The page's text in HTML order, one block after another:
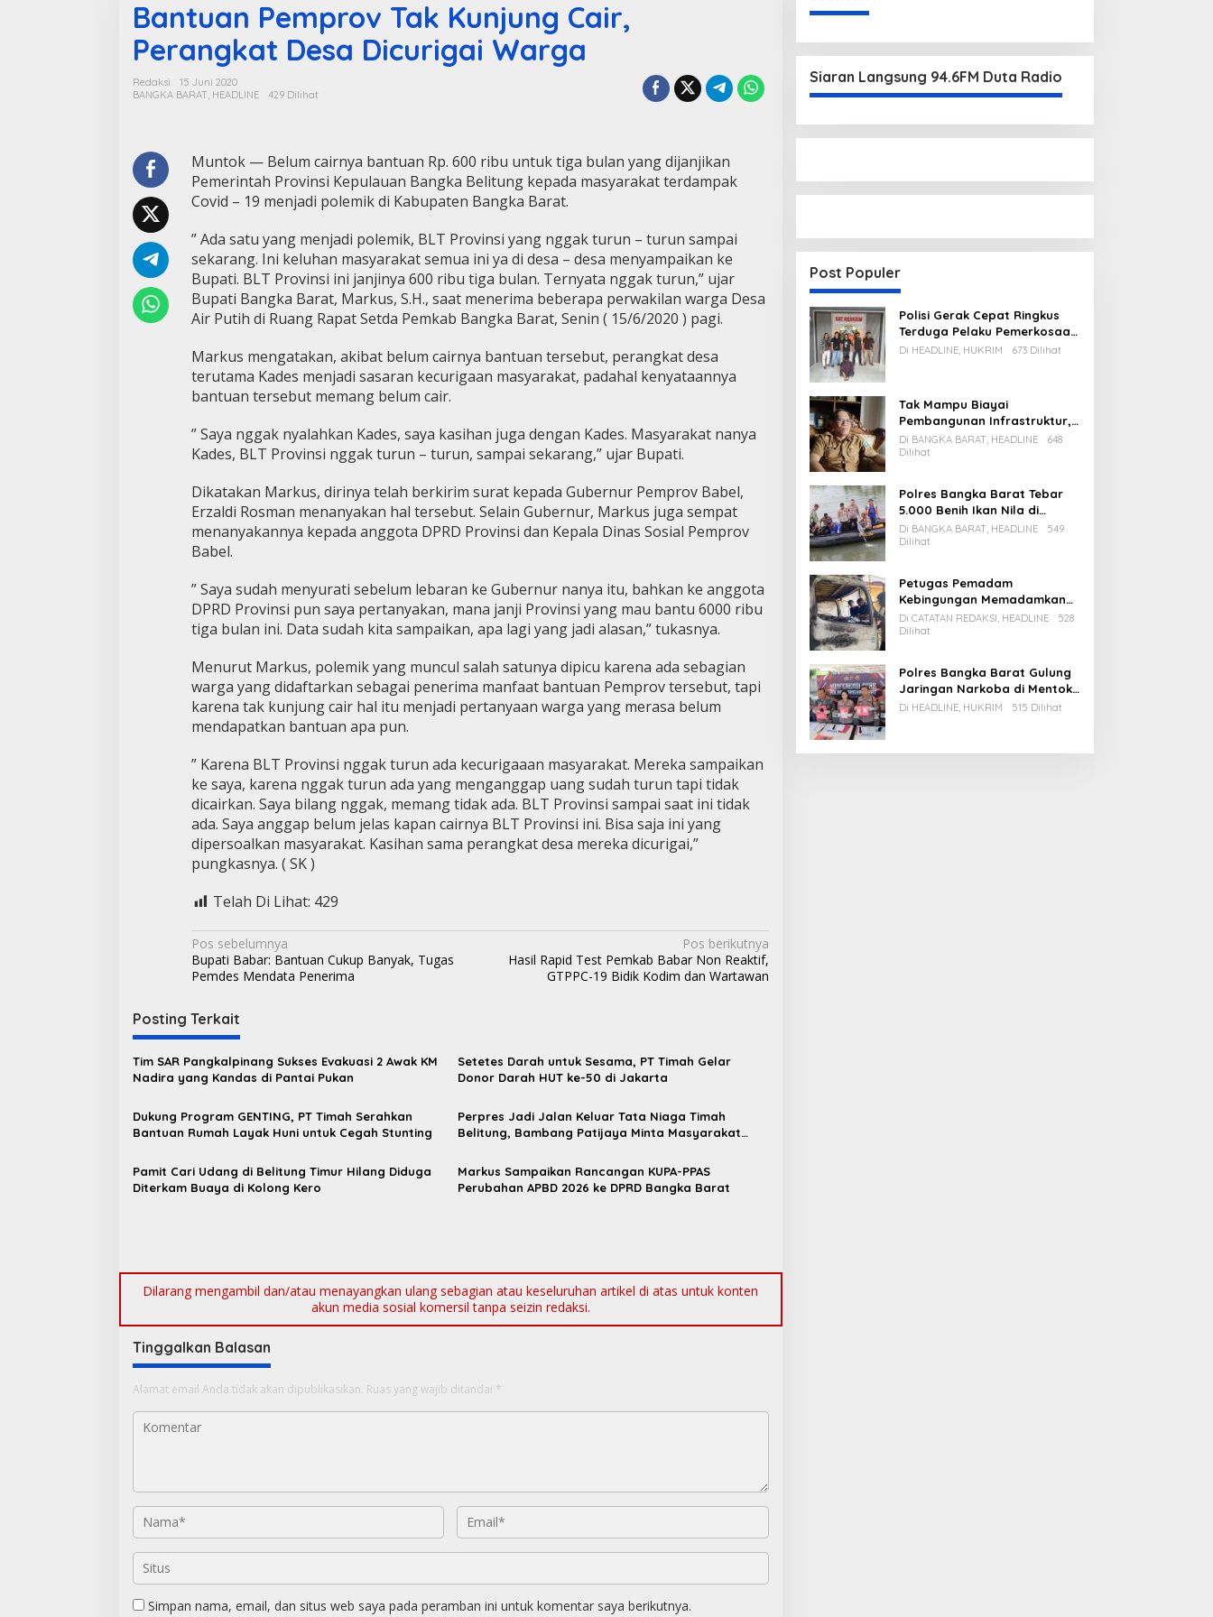
Bantuan Pemprov Tak Kunjung Cair,
Perangkat Desa Dicurigai Warga
Redaksi
15 Juni 2020
BANGKA BARAT, HEADLINE 429 Dilihat
Muntok — Belum cairnya bantuan Rp. 600 ribu untuk tiga bulan yang dijanjikan
Pemerintah Provinsi Kepulauan Bangka Belitung kepada masyarakat terdampak
Covid – 19 menjadi polemik di Kabupaten Bangka Barat.
” Ada satu yang menjadi polemik, BLT Provinsi yang nggak turun – turun sampai
sekarang. Ini keluhan masyarakat semua ini ya di desa – desa menyampaikan ke
Bupati. BLT Provinsi ini janjinya 600 ribu tiga bulan. Ternyata nggak turun,” ujar
Bupati Bangka Barat, Markus, S.H., saat menerima beberapa perwakilan warga Desa
Air Putih di Ruang Rapat Setda Pemkab Bangka Barat, Senin ( 15/6/2020 ) pagi.
Markus mengatakan, akibat belum cairnya bantuan tersebut, perangkat desa
terutama Kades menjadi sasaran kecurigaan masyarakat, padahal kenyataannya
bantuan tersebut memang belum cair.
” Saya nggak nyalahkan Kades, saya kasihan juga dengan Kades. Masyarakat nanya
Kades, BLT Provinsi nggak turun – turun, sampai sekarang,” ujar Bupati.
Dikatakan Markus, dirinya telah berkirim surat kepada Gubernur Pemprov Babel,
Erzaldi Rosman menanyakan hal tersebut. Selain Gubernur, Markus juga sempat
menanyakannya kepada anggota DPRD Provinsi dan Kepala Dinas Sosial Pemprov
Babel.
” Saya sudah menyurati sebelum lebaran ke Gubernur nanya itu, bahkan ke anggota
DPRD Provinsi pun saya pertanyakan, mana janji Provinsi yang mau bantu 6000 ribu
tiga bulan ini. Data sudah kita sampaikan, apa lagi yang jadi alasan,” tukasnya.
Menurut Markus, polemik yang muncul salah satunya dipicu karena ada sebagian
warga yang didaftarkan sebagai penerima manfaat bantuan Pemprov tersebut, tapi
karena tak kunjung cair hal itu menjadi pertanyaan warga yang merasa belum
mendapatkan bantuan apa pun.
” Karena BLT Provinsi nggak turun ada kecurigaaan masyarakat. Mereka sampaikan
ke saya, karena nggak turun ada yang menganggap uang sudah turun tapi tidak
dicairkan. Saya bilang nggak, memang tidak ada. BLT Provinsi sampai saat ini tidak
ada. Saya anggap belum jelas kapan cairnya BLT Provinsi ini. Bisa saja ini yang
dipersoalkan masyarakat. Kasihan sama perangkat desa mereka dicurigai,”
pungkasnya. ( SK )
Telah Di Lihat: 429
N
a
i
g
a
i
o
s
Pos sebelumnya
Bupati Babar: Bantuan Cukup Banyak, Tugas
Pemdes Mendata Penerima
Pos berikutnya
Hasil Rapid Test Pemkab Babar Non Reaktif,
GTPPC-19 Bidik Kodim dan Wartawan
Posting Terkait
Tim SAR Pangkalpinang Sukses Evakuasi 2 Awak KM
Nadira yang Kandas di Pantai Pukan
Setetes Darah untuk Sesama, PT Timah Gelar
Donor Darah HUT ke-50 di Jakarta
Dukung Program GENTING, PT Timah Serahkan
Bantuan Rumah Layak Huni untuk Cegah Stunting
Perpres Jadi Jalan Keluar Tata Niaga Timah
Belitung, Bambang Patijaya Minta Masyarakat
Pamit Cari Udang di Belitung Timur Hilang Diduga
Diterkam Buaya di Kolong Kero
Markus Sampaikan Rancangan KUPA-PPAS
Perubahan APBD 2026 ke DPRD Bangka Barat
Dilarang mengambil dan/atau menayangkan ulang sebagian atau keseluruhan artikel di atas untuk konten
akun media sosial komersil tanpa seizin redaksi.
Tinggalkan Balasan
Alamat email Anda tidak akan dipublikasikan. Ruas yang wajib ditandai *
Simpan nama, email, dan situs web saya pada peramban ini untuk komentar saya berikutnya.
Siaran Langsung 94.6FM Duta Radio
Post Populer
Polisi Gerak Cepat Ringkus
Terduga Pelaku Pemerkosaan
di Kecamatan Mentok
Di HEADLINE, HUKRIM 673 Dilihat
Tak Mampu Biayai
Pembangunan Infrastruktur,
Pemda Babar Rencana Utang
Rp65 M
Di BANGKA BARAT, HEADLINE
648
Dilihat
Polres Bangka Barat Tebar
5.000 Benih Ikan Nila di
Bozem Kampung Iklim
Di BANGKA BARAT, HEADLINE
549
Dilihat
Petugas Pemadam
Kebingungan Memadamkan
Apinya Sendiri
Di CATATAN REDAKSI, HEADLINE
528
Dilihat
Polres Bangka Barat Gulung
Jaringan Narkoba di Mentok,
2 Pemain Besar Diamankan, 1
Di HEADLINE, HUKRIM 515 Dilihat